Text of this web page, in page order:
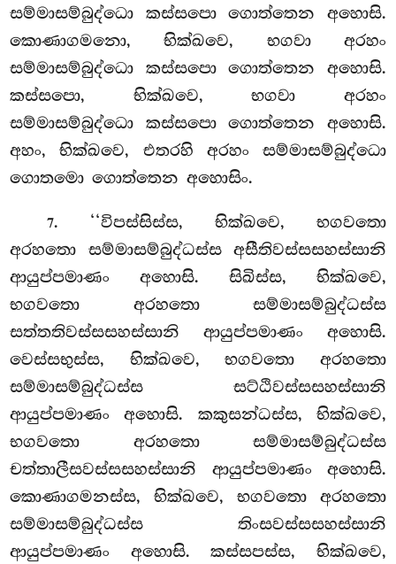
සම්මාසම්බුද්ධො කස්සපො ගොත්තෙන අහොසි.
කොණාගමනො, භික්ඛවෙ, භගවා අරහං
සම්මාසම්බුද්ධො කස්සපො ගොත්තෙන අහොසි.
කස්සපො, භික්ඛවෙ, භගවා අරහං
සම්මාසම්බුද්ධො කස්සපො ගොත්තෙන අහොසි.
අහං, භික්ඛවෙ, එතරහි අරහං සම්මාසම්බුද්ධො
ගොතමො ගොත්තෙන අහොසිං.
7. ‘‘විපස්සිස්ස, භික්ඛවෙ, භගවතො
අරහතො සම්මාසම්බුද්ධස්ස අසීතිවස්සසහස්සානි
ආයුප්පමාණං අහොසි. සිඛිස්ස, භික්ඛවෙ,
භගවතො අරහතො සම්මාසම්බුද්ධස්ස
සත්තතිවස්සසහස්සානි ආයුප්පමාණං අහොසි.
වෙස්සභුස්ස, භික්ඛවෙ, භගවතො අරහතො
සම්මාසම්බුද්ධස්ස සට්ඨිවස්සසහස්සානි
ආයුප්පමාණං අහොසි. කකුසන්ධස්ස, භික්ඛවෙ,
භගවතො අරහතො සම්මාසම්බුද්ධස්ස
චත්තාලීසවස්සසහස්සානි ආයුප්පමාණං අහොසි.
කොණාගමනස්ස, භික්ඛවෙ, භගවතො අරහතො
සම්මාසම්බුද්ධස්ස තිංසවස්සසහස්සානි
ආයුප්පමාණං අහොසි. කස්සපස්ස, භික්ඛවෙ,